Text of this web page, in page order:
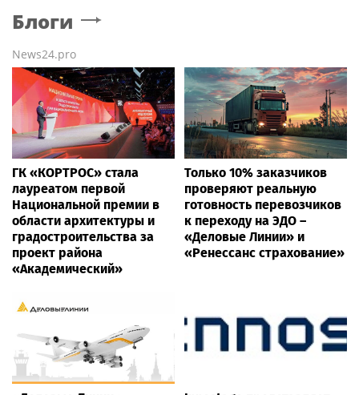
Блоги
News24.pro
ГК «КОРТРОС» стала
лауреатом первой
Национальной премии в
области архитектуры и
градостроительства за
проект района
«Академический»
Только 10% заказчиков
проверяют реальную
готовность перевозчиков
к переходу на ЭДО –
«Деловые Линии» и
«Ренессанс страхование»